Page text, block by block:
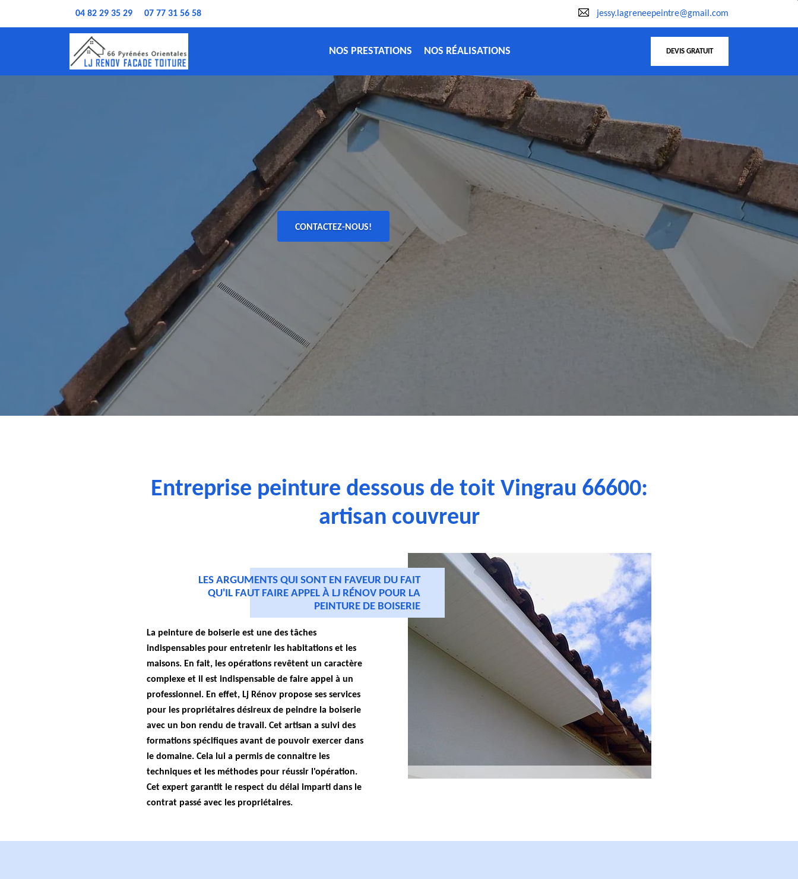
04 82 29 35 29 07 77 31 56 58 jessy.lagreneepeintre@gmail.com
NOS PRESTATIONS NOS RÉALISATIONS DEVIS GRATUIT
CONTACTEZ-NOUS!
Entreprise peinture dessous de toit Vingrau 66600:
artisan couvreur
LES ARGUMENTS QUI SONT EN FAVEUR DU FAIT
QU'IL FAUT FAIRE APPEL À LJ RÉNOV POUR LA
PEINTURE DE BOISERIE
La peinture de boiserie est une des tâches
indispensables pour entretenir les habitations et les
maisons. En fait, les opérations revêtent un caractère
complexe et il est indispensable de faire appel à un
professionnel. En effet, Lj Rénov propose ses services
pour les propriétaires désireux de peindre la boiserie
avec un bon rendu de travail. Cet artisan a suivi des
formations spécifiques avant de pouvoir exercer dans
le domaine. Cela lui a permis de connaitre les
techniques et les méthodes pour réussir l'opération.
Cet expert garantit le respect du délai imparti dans le
contrat passé avec les propriétaires.